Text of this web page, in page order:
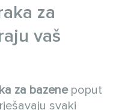
za
vaš
za bazenepoput
svaki